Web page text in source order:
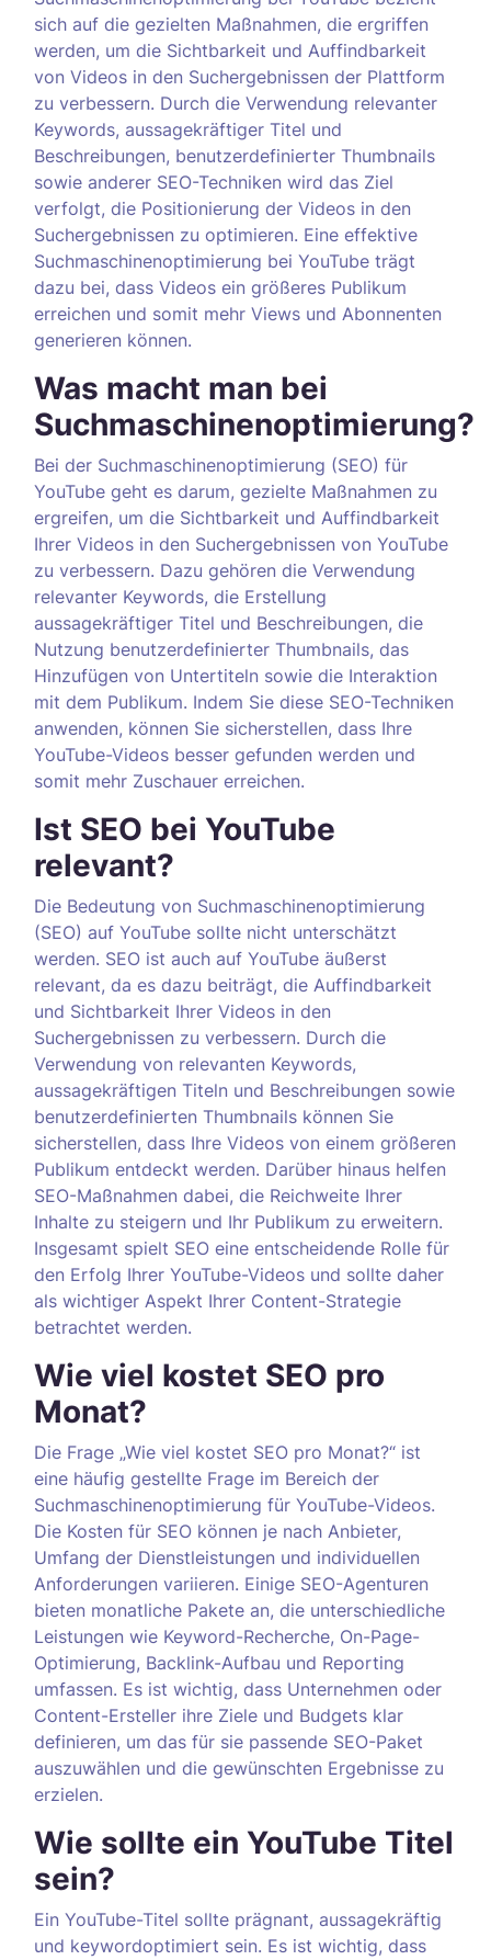
sich auf die gezielten Maßnahmen, die ergriffen
werden, um die Sichtbarkeit und Auffindbarkeit
von Videos in den Suchergebnissen der Plattform
zu verbessern. Durch die Verwendung relevanter
Keywords, aussagekräftiger Titel und
Beschreibungen, benutzerdefinierter Thumbnails
sowie anderer SEO-Techniken wird das Ziel
verfolgt, die Positionierung der Videos in den
Suchergebnissen zu optimieren. Eine effektive
Suchmaschinenoptimierung bei YouTube trägt
dazu bei, dass Videos ein größeres Publikum
erreichen und somit mehr Views und Abonnenten
generieren können.
Was macht man bei
Suchmaschinenoptimierung?
Bei der Suchmaschinenoptimierung (SEO) für
YouTube geht es darum, gezielte Maßnahmen zu
ergreifen, um die Sichtbarkeit und Auffindbarkeit
Ihrer Videos in den Suchergebnissen von YouTube
zu verbessern. Dazu gehören die Verwendung
relevanter Keywords, die Erstellung
aussagekräftiger Titel und Beschreibungen, die
Nutzung benutzerdefinierter Thumbnails, das
Hinzufügen von Untertiteln sowie die Interaktion
mit dem Publikum. Indem Sie diese SEO-Techniken
anwenden, können Sie sicherstellen, dass Ihre
YouTube-Videos besser gefunden werden und
somit mehr Zuschauer erreichen.
Ist SEO bei YouTube
relevant?
Die Bedeutung von Suchmaschinenoptimierung
(SEO) auf YouTube sollte nicht unterschätzt
werden. SEO ist auch auf YouTube äußerst
relevant, da es dazu beiträgt, die Auffindbarkeit
und Sichtbarkeit Ihrer Videos in den
Suchergebnissen zu verbessern. Durch die
Verwendung von relevanten Keywords,
aussagekräftigen Titeln und Beschreibungen sowie
benutzerdefinierten Thumbnails können Sie
sicherstellen, dass Ihre Videos von einem größeren
Publikum entdeckt werden. Darüber hinaus helfen
SEO-Maßnahmen dabei, die Reichweite Ihrer
Inhalte zu steigern und Ihr Publikum zu erweitern.
Insgesamt spielt SEO eine entscheidende Rolle für
den Erfolg Ihrer YouTube-Videos und sollte daher
als wichtiger Aspekt Ihrer Content-Strategie
betrachtet werden.
Wie viel kostet SEO pro
Monat?
Die Frage „Wie viel kostet SEO pro Monat?“ ist
eine häufig gestellte Frage im Bereich der
Suchmaschinenoptimierung für YouTube-Videos.
Die Kosten für SEO können je nach Anbieter,
Umfang der Dienstleistungen und individuellen
Anforderungen variieren. Einige SEO-Agenturen
bieten monatliche Pakete an, die unterschiedliche
Leistungen wie Keyword-Recherche, On-Page-
Optimierung, Backlink-Aufbau und Reporting
umfassen. Es ist wichtig, dass Unternehmen oder
Content-Ersteller ihre Ziele und Budgets klar
definieren, um das für sie passende SEO-Paket
auszuwählen und die gewünschten Ergebnisse zu
erzielen.
Wie sollte ein YouTube Titel
sein?
Ein YouTube-Titel sollte prägnant, aussagekräftig
und keywordoptimiert sein. Es ist wichtig, dass